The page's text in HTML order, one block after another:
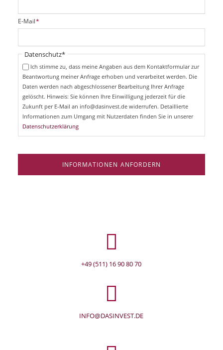
i
c
t
f
P
f
i
E-Mail*
Pflichtfeld
Datenschutz*
Ich stimme zu, dass meine Angaben aus dem Kontaktformular zur
Beantwortung meiner Anfrage erhoben und verarbeitet werden. Die
Daten werden nach abgeschlossener Bearbeitung Ihrer Anfrage
gelöscht. Hinweis: Sie können Ihre Einwilligung jederzeit für die
Zukunft per E-Mail an info@dasinvest.de widerrufen. Detaillierte
Informationen zum Umgang mit Nutzerdaten finden Sie in unserer
Datenschutzerklärung
INFORMATIONEN ANFORDERN
+49 (511) 16 90 80 70
INFO@DASINVEST.DE